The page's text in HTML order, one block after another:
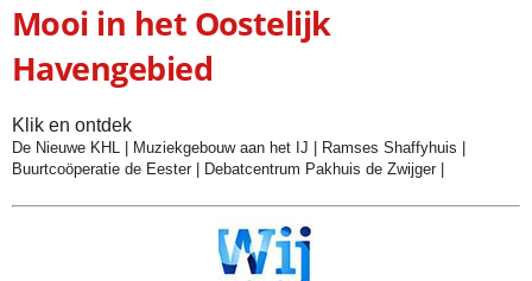
Mooi in het Oostelijk
Havengebied
Klik en ontdek
De Nieuwe KHL Muziekgebouw aan het IJ Ramses Shaffyhuis
Buurtcoöperatie de Eester
Debatcentrum Pakhuis de Zwijger